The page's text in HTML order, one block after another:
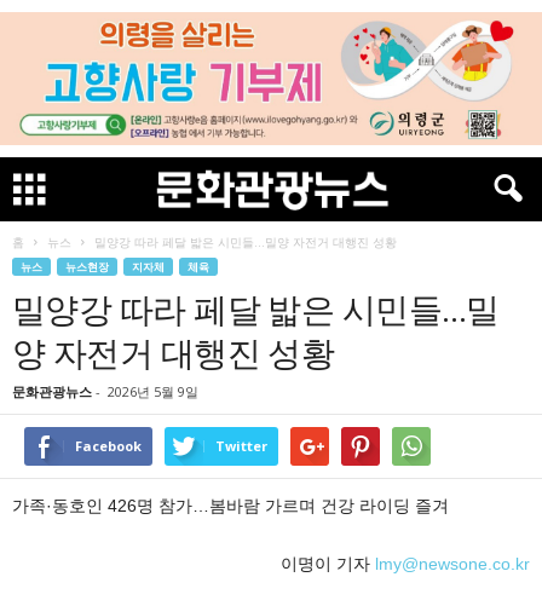
홈 뉴스 밀양강 따라 페달 밟은 시민들…밀양 자전거 대행진 성황
뉴스 뉴스현장 지자체 체육
밀양강 따라 페달 밟은 시민들…밀
양 자전거 대행진 성황
문화관광뉴스 - 2026년 5월 9일
Facebook Twitter
가족·동호인 426명 참가…봄바람 가르며 건강 라이딩 즐겨
이명이 기자 lmy@newsone.co.kr